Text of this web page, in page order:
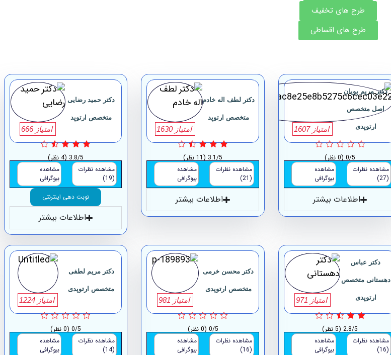
طرح های تخفیف
طرح های اقساطی
دکتر مریم پویان
اصل متخصص
ارتوپدی امتیاز 1607
0/5 (0 نظر)
مشاهده نظرات
(27)
مشاهده
بیوگرافی
اطلاعات بیشتر
دکتر لطف اله خادم
متخصص ارتوپد
امتیاز 1630
3.1/5 (11 نظر)
مشاهده نظرات
(21)
مشاهده
بیوگرافی
اطلاعات بیشتر
دکتر حمید رضایی
متخصص ارتوپد
امتیاز 666
3.8/5 (4 نظر)
مشاهده نظرات
(19)
مشاهده
بیوگرافی
نوبت دهی اینترنتی
اطلاعات بیشتر
دکتر عباس
دهستانی متخصص
ارتوپدی امتیاز 971
2.8/5 (5 نظر)
مشاهده نظرات
(16)
مشاهده
بیوگرافی
دکتر محسن خرمی
متخصص ارتوپدی
امتیاز 981
0/5 (0 نظر)
مشاهده نظرات
(16)
مشاهده
بیوگرافی
دکتر مریم لطفی
متخصص ارتوپدی
امتیاز 1224
0/5 (0 نظر)
مشاهده نظرات
(14)
مشاهده
بیوگرافی